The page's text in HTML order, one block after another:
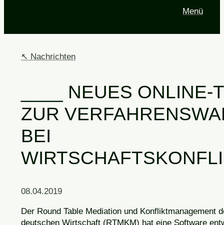
Menü
Nachrichten
NEUES ONLINE-
ZUR
BEI
08.04.2019
Der Round Table Mediation und Konfliktmanagement
deutschen Wirtschaft (RTMKM) hat eine Software